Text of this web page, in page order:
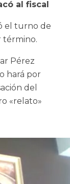
al fiscal
el turno de
término.
Pérez
hará por
del
«relato»